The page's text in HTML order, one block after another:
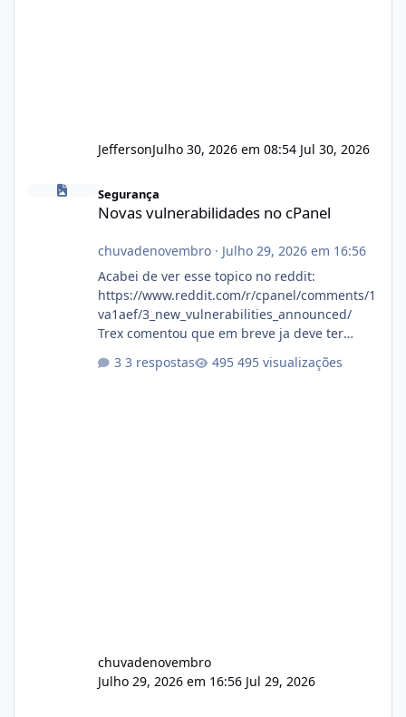
JeffersonJulho 30, 2026 em 08:54 Jul 30, 2026
Novas vulnerabilidades no cPanel
Segurança
Novas vulnerabilidades no cPanel
chuvadenovembro· Julho 29, 2026 em 16:56
Acabei de ver esse topico no reddit:
https://www.reddit.com/r/cpanel/comments/1
va1aef/3_new_vulnerabilities_announced/
Trex comentou que em breve ja deve ter
3 respostas 495 visualizações
chuvadenovembro
Julho 29, 2026 em 16:56 Jul 29, 2026